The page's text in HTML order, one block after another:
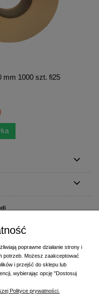
mm 1000 szt. fi25
od ul. Plażowej)
- centrala
poprawne działanie strony i
potrzeb. Możesz zaakceptować
i przejść do sklepu lub
wybierając opcję "Dostosuj
Polityce prywatności.